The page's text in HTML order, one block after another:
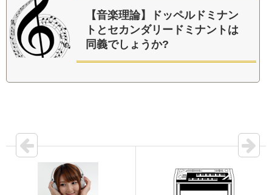
【音楽理論】ドッペルドミナン
トとセカンダリードミナントは
同義でしょうか?